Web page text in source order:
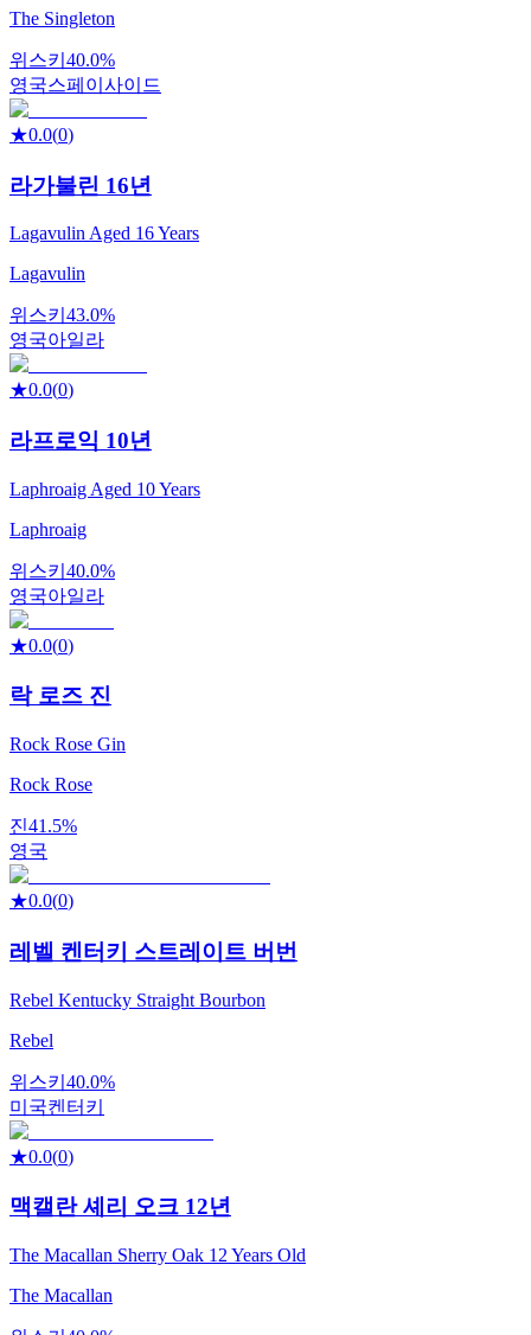
The Singleton
위스키 40.0%
영국스페이사이드
★0.0(0)
라가불린 16년
Lagavulin Aged 16 Years
Lagavulin
위스키 43.0%
영국아일라
★0.0(0)
라프로익 10년
Laphroaig Aged 10 Years
Laphroaig
위스키 40.0%
영국아일라
★0.0(0)
락 로즈 진
Rock Rose Gin
Rock Rose
진41.5%
영국
★0.0(0)
레벨 켄터키 스트레이트 버번
Rebel Kentucky Straight Bourbon
Rebel
위스키 40.0%
미국켄터키
★0.0(0)
맥캘란 셰리 오크 12년
The Macallan Sherry Oak 12 Years Old
The Macallan